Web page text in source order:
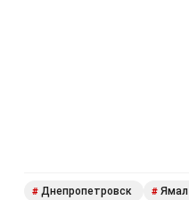
# Днепропетровск # Ямал